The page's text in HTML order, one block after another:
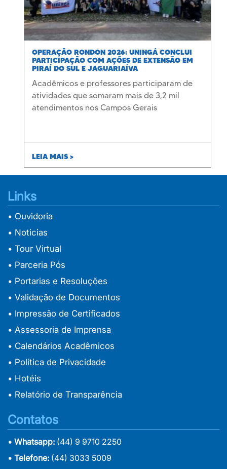
OPERAÇÃO RONDON 2026: UNINGÁ CONCLUI
PARTICIPAÇÃO COM AÇÕES DE EXTENSÃO EM
PIRAÍ DO SUL E JAGUARIAÍVA
Acadêmicos e professores participaram de
atividades que somaram mais de 3,2 mil
atendimentos nos Campos Gerais
LEIA MAIS >
Links
• Ouvidoria
• Noticias
• Tour Virtual
• Parceria Pós
• Portarias e Resoluções
• Validação de Documentos
• Impressão de Certificados
• Assessoria de Imprensa
• Calendários Acadêmicos
• Política de Privacidade
• Hotéis
• Relatório de Transparência
Contatos
• Whatsapp: (44) 9 9710 2250
• Telefone: (44) 3033 5009